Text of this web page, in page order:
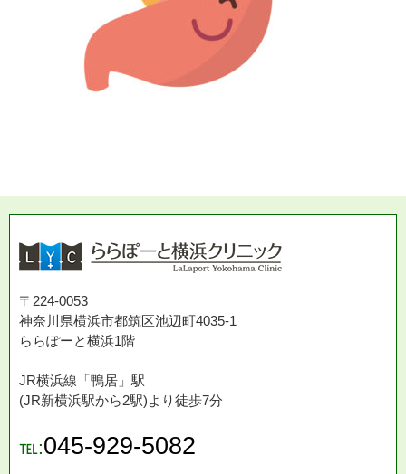
〒224-0053
神奈川県横浜市都筑区池辺町4035-1
ららぽーと横浜1階
JR横浜線「鴨居」駅
(JR新横浜駅から2駅)より徒歩7分
℡:045-929-5082